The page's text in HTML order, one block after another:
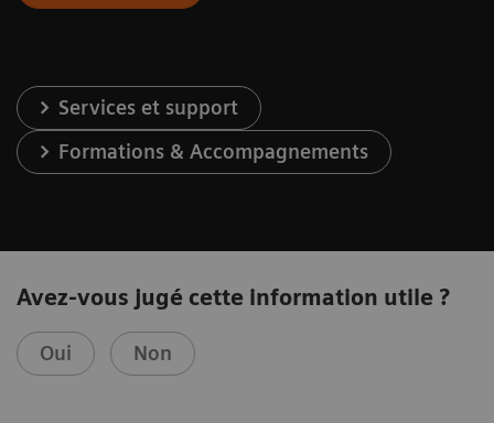
Services et support
Formations & Accompagnements
Avez-vous jugé cette information utile ?
Oui Non